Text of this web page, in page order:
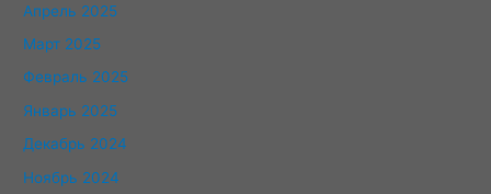
Апрель 2025
Март 2025
Февраль 2025
Январь 2025
Декабрь 2024
Ноябрь 2024